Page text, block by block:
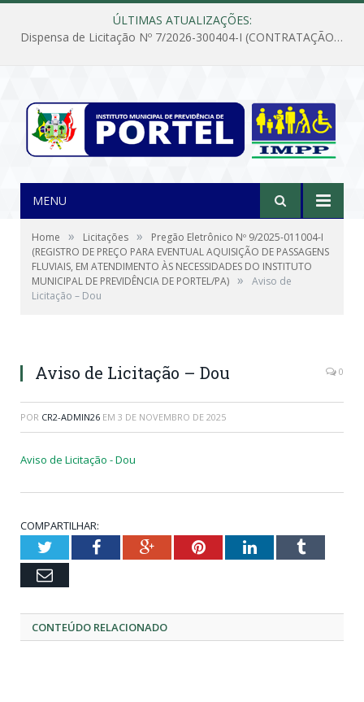
ÚLTIMAS ATUALIZAÇÕES:
Dispensa de Licitação Nº 7/2026-300404-I (CONTRATAÇÃO DE EMPRESA PARA MANUTENÇÃO E REPARAÇÃO DE APARELHOS DE AR CONDICIONADO, EM ATENDIMENTO ÀS NECESSIDADES DO INSTITUTO DE PREVIDÊNCIA MUNICIPAL DE PORTEL/PA)
MENU
Home » Licitações »
Pregão Eletrônico Nº 9/2025-011004-I
(REGISTRO DE PREÇO PARA EVENTUAL AQUISIÇÃO DE PASSAGENS
FLUVIAIS, EM ATENDIMENTO ÀS NECESSIDADES DO INSTITUTO
MUNICIPAL DE PREVIDÊNCIA DE PORTEL/PA) »
Aviso de
Licitação – Dou
Aviso de Licitação – Dou 0
POR CR2-ADMIN26 EM 3 DE NOVEMBRO DE 2025
Aviso de Licitação - Dou
COMPARTILHAR:
TwitterFacebookGoogle+PinterestLinkedInTumblr
Email
CONTEÚDO RELACIONADO